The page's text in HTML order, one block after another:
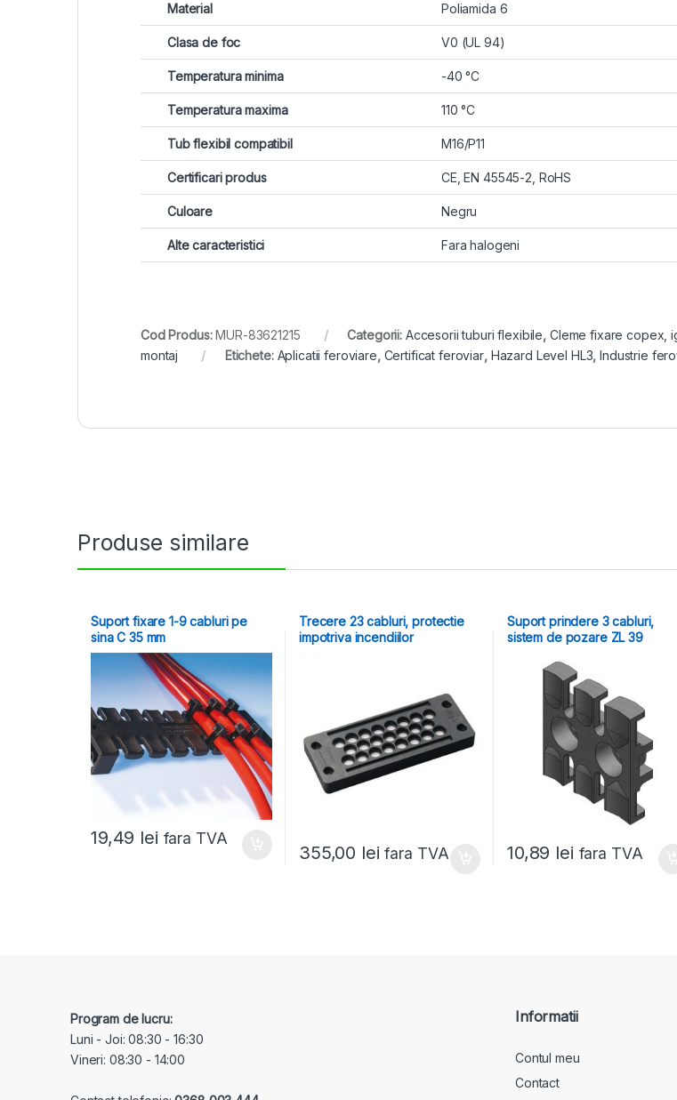
Material Poliamida 6
Clasa de foc V0 (UL 94)
Temperatura minima -40 °C
Temperatura maxima 110 °C
Tub flexibil compatibil M16/P11
Certificari produs CE, EN 45545-2, RoHS
Culoare Negru
Alte caracteristici Fara halogeni
Cod Produs:MUR-83621215 Categorii: Accesorii tuburi flexibile, Cleme fixare copex,
montaj
Etichete: Aplicatii feroviare, Certificat feroviar, Hazard Level HL3,Industrie
Produse similare
Suport fixare 1-9 cabluri pe
sina C 35 mm
19,49 lei fara TVA
Trecere 23 cabluri, protectie
impotriva incendiilor
355,00 lei fara TVA
Suport prindere 3 cabluri,
sistem de pozare ZL 39
10,89 lei fara TVA
Program de lucru:
Luni - Joi: 08:30 - 16:30
Vineri: 08:30 - 14:00
Informatii
Contul meu
Contact